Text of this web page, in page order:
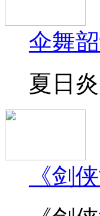
伞舞
夏日
《剑